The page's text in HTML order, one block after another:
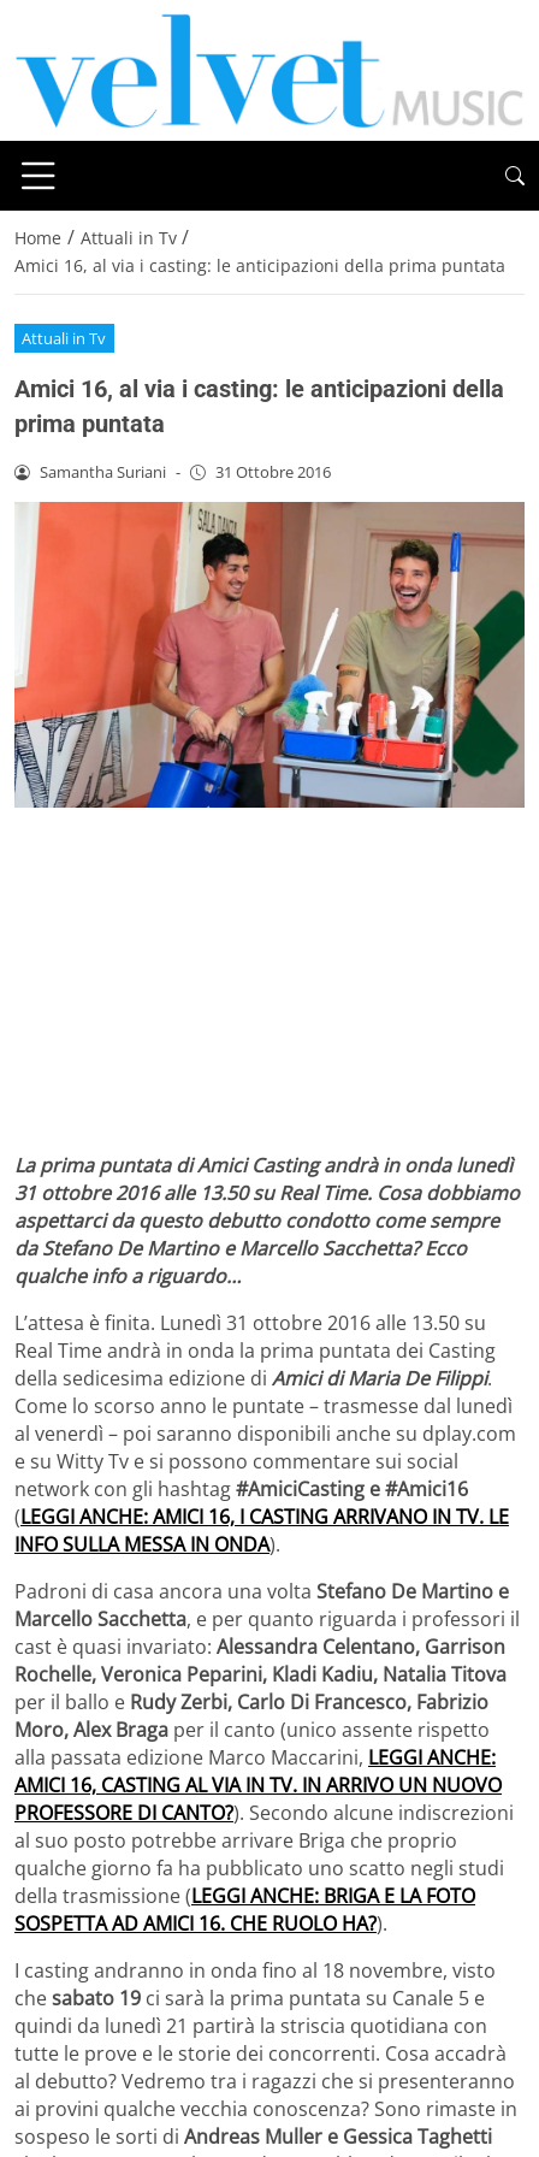
Home / Attuali in Tv /
Amici 16, al via i casting: le anticipazioni della prima puntata
Attuali in Tv
Amici 16, al via i casting: le anticipazioni della
prima puntata
Samantha Suriani - 31 Ottobre 2016
La prima puntata di Amici Casting andrà in onda lunedì
31 ottobre 2016 alle 13.50 su Real Time. Cosa dobbiamo
aspettarci da questo debutto condotto come sempre
da Stefano De Martino e Marcello Sacchetta? Ecco
qualche info a riguardo…
L’attesa è finita. Lunedì 31 ottobre 2016 alle 13.50 su
Real Time andrà in onda la prima puntata dei Casting
della sedicesima edizione di Amici di Maria De Filippi.
Come lo scorso anno le puntate – trasmesse dal lunedì
al venerdì – poi saranno disponibili anche su dplay.com
e su Witty Tv e si possono commentare sui social
network con gli hashtag#AmiciCasting e #Amici16
(LEGGI ANCHE: AMICI 16, I CASTING ARRIVANO IN TV. LE
INFO SULLA MESSA IN ONDA).
Padroni di casa ancora una volta Stefano De Martino e
Marcello Sacchetta, e per quanto riguarda i professori il
cast è quasi invariato: Alessandra Celentano, Garrison
Rochelle, Veronica Peparini, Kladi Kadiu, Natalia Titova
per il ballo e Rudy Zerbi, Carlo Di Francesco, Fabrizio
Moro, Alex Braga per il canto (unico assente rispetto
alla passata edizione Marco Maccarini, LEGGI ANCHE:
AMICI 16, CASTING AL VIA IN TV. IN ARRIVO UN NUOVO
PROFESSORE DI CANTO?). Secondo alcune indiscrezioni
al suo posto potrebbe arrivare Briga che proprio
qualche giorno fa ha pubblicato uno scatto negli studi
della trasmissione (LEGGI ANCHE: BRIGA E LA FOTO
SOSPETTA AD AMICI 16. CHE RUOLO HA?).
I casting andranno in onda fino al 18 novembre, visto
chesabato 19 ci sarà la prima puntata su Canale 5 e
quindi da lunedì 21 partirà la striscia quotidiana con
tutte le prove e le storie dei concorrenti. Cosa accadrà
al debutto? Vedremo tra i ragazzi che si presenteranno
ai provini qualche vecchia conoscenza? Sono rimaste in
sospeso le sorti di Andreas Muller e Gessica Taghetti